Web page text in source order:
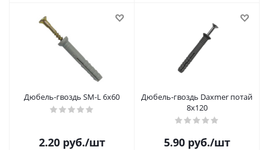
Дюбель-гвоздь SM-L 6х60
2.20руб./шт
Дюбель-гвоздь Daxmer потай
8х120
5.90руб./шт